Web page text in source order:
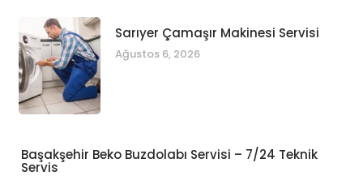
Sarıyer Çamaşır Makinesi Servisi
Ağustos 6, 2026
Başakşehir Beko Buzdolabı Servisi – 7/24 Teknik
Servis